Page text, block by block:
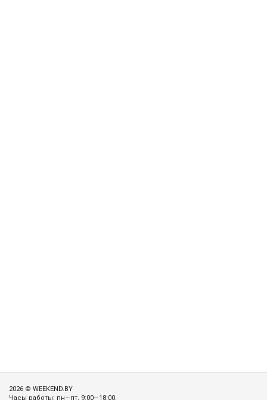
2026 © WEEKEND.BY
Часы работы: пн—пт, 9:00—18:00.